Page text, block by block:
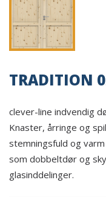
TRADITION
clever-line indvendig
Knaster, årringe og
stemningsfuld og
som dobbeltdør og
glasinddelinger.